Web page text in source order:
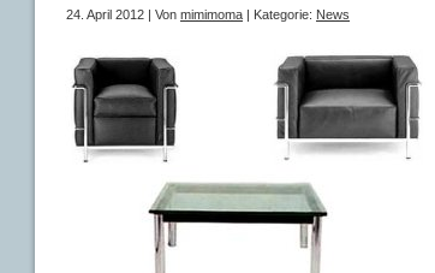
24. April 2012 | Von mimimoma | Kategorie: News